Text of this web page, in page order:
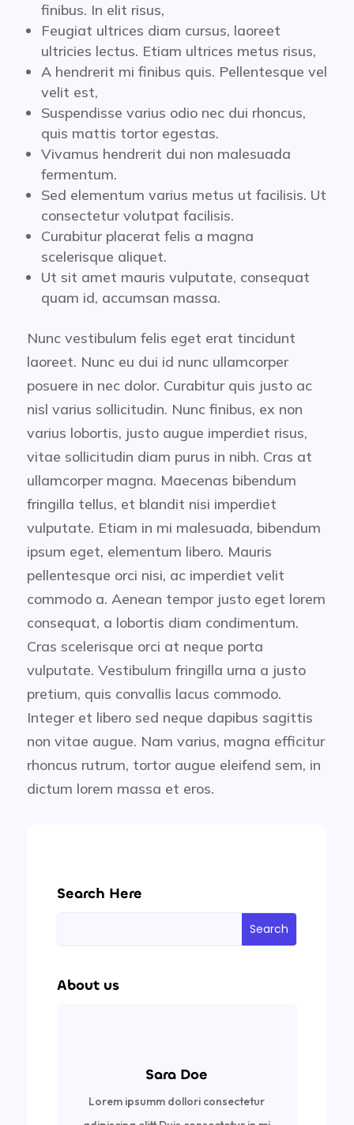
finibus. In elit risus,
Feugiat ultrices diam cursus, laoreet
ultricies lectus. Etiam ultrices metus risus,
A hendrerit mi finibus quis. Pellentesque vel
velit est,
Suspendisse varius odio nec dui rhoncus,
quis mattis tortor egestas.
Vivamus hendrerit dui non malesuada
fermentum.
Sed elementum varius metus ut facilisis. Ut
consectetur volutpat facilisis.
Curabitur placerat felis a magna
scelerisque aliquet.
Ut sit amet mauris vulputate, consequat
quam id, accumsan massa.
Nunc vestibulum felis eget erat tincidunt
laoreet. Nunc eu dui id nunc ullamcorper
posuere in nec dolor. Curabitur quis justo ac
nisl varius sollicitudin. Nunc finibus, ex non
varius lobortis, justo augue imperdiet risus,
vitae sollicitudin diam purus in nibh. Cras at
ullamcorper magna. Maecenas bibendum
fringilla tellus, et blandit nisi imperdiet
vulputate. Etiam in mi malesuada, bibendum
ipsum eget, elementum libero. Mauris
pellentesque orci nisi, ac imperdiet velit
commodo a. Aenean tempor justo eget lorem
consequat, a lobortis diam condimentum.
Cras scelerisque orci at neque porta
vulputate. Vestibulum fringilla urna a justo
pretium, quis convallis lacus commodo.
Integer et libero sed neque dapibus sagittis
non vitae augue. Nam varius, magna efficitur
rhoncus rutrum, tortor augue eleifend sem, in
dictum lorem massa et eros.
Search Here
About us
Sara Doe
Lorem ipsumm dollori consectetur